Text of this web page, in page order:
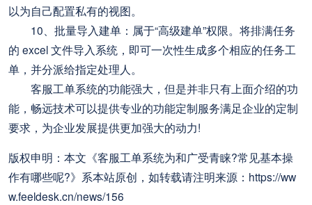
以为自己配置私有的视图。
10、批量导入建单：属于“高级建单”权限。将排满任务
的 excel 文件导入系统，即可一次性生成多个相应的任务工
单，并分派给指定处理人。
客服工单系统的功能强大，但是并非只有上面介绍的功
能，畅远技术可以提供专业的功能定制服务满足企业的定制
要求，为企业发展提供更加强大的动力!
版权申明：本文《客服工单系统为和广受青睐?常见基本操
作有哪些呢?》系本站原创，如转载请注明来源：https://ww
w.feeldesk.cn/news/156